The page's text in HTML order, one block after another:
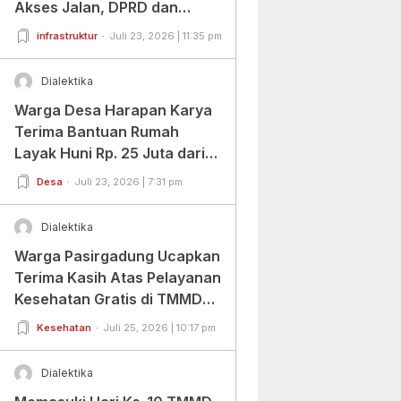
Akses Jalan, DPRD dan
Warga Beri Apresiasi
infrastruktur Juli 23, 2026 | 11:35 pm
Dialektika
Warga Desa Harapan Karya
Terima Bantuan Rumah
Layak Huni Rp. 25 Juta dari
BAZNAS Banten
Desa Juli 23, 2026 | 7:31 pm
Dialektika
Warga Pasirgadung Ucapkan
Terima Kasih Atas Pelayanan
Kesehatan Gratis di TMMD
Ke-129
Kesehatan Juli 25, 2026 | 10:17 pm
Dialektika